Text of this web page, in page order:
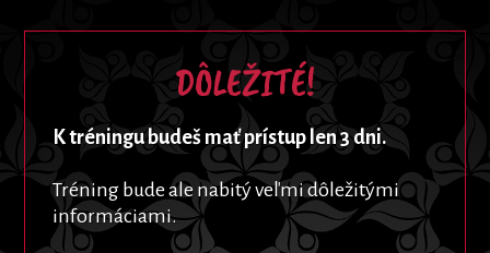
DÔLEŽITÉ!
K tréningu budeš mať prístup len 3 dni.
Tréning bude ale nabitý veľmi dôležitými
informáciami.